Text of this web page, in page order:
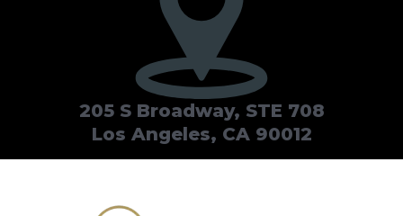
205 S Broadway, STE 708
Los Angeles, CA 90012